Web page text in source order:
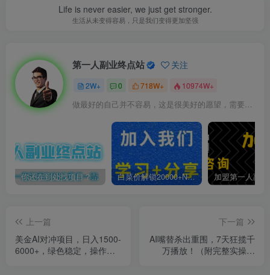
Life is never easier, we just get stronger.
生活从未变得容易，只是我们变得更加坚强
第一人副业终点站 关注
2W+ 0 718W+ 10974W+
你还在到处找项目？还在当韭菜？我靠卖项目一个月收入5万+，曾经我也是个失败者。 白菜价解锁20000+N个赚钱机会，加入第一人副业终点站会员，全站资源免费学习。
上一篇
美金AI对冲项目，日入1500-
6000+，绿色稳定，操作简
下一篇
AI嘴替杀出重围，7天狂揽千
万播放！（附完整实操流